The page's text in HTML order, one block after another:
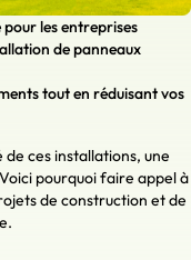
les entreprises
de panneaux
tout en réduisant vos
ces installations, une
pourquoi faire appel à
de construction et de